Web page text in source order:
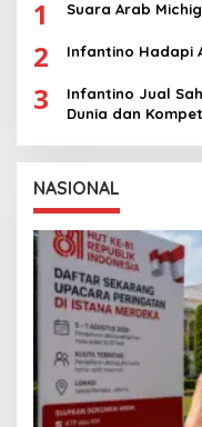
1 Suara Arab
2 Infantino Hadapi
3
Infantino Jual
Dunia dan
NASIONAL